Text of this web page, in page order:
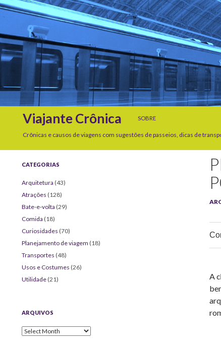
Viajante Crônica
SOBRE
Crônicas e causos de viagens com sugestões de passeios, dicas de
A
CATEGORIAS
Arquitetura (43)
Atrações (128)
Bate-e-volta (29)
Comida (18)
Curiosidades (70)
Planejamento de viagem (18)
Transportes (48)
Usos e Costumes (26)
Utilidade (21)
ARQUIVOS
Arquivos